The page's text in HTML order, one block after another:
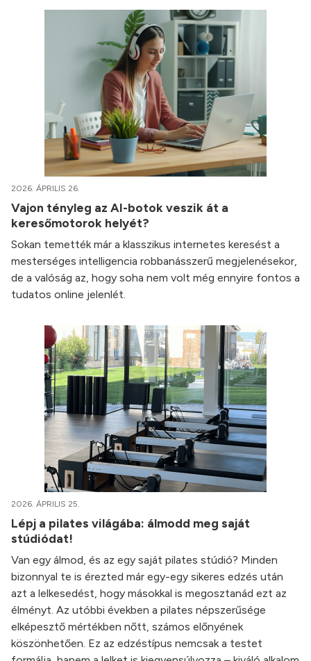
2026. ÁPRILIS 26.
Vajon tényleg az AI-botok veszik át a
keresőmotorok helyét?
Sokan temették már a klasszikus internetes keresést a
mesterséges intelligencia robbanásszerű megjelenésekor,
de a valóság az, hogy soha nem volt még ennyire fontos a
tudatos online jelenlét.
2026. ÁPRILIS 25.
Lépj a pilates világába: álmodd meg saját
stúdiódat!
Van egy álmod, és az egy saját pilates stúdió? Minden
bizonnyal te is érezted már egy-egy sikeres edzés után
azt a lelkesedést, hogy másokkal is megosztanád ezt az
élményt. Az utóbbi években a pilates népszerűsége
elképesztő mértékben nőtt, számos előnyének
köszönhetően. Ez az edzéstípus nemcsak a testet